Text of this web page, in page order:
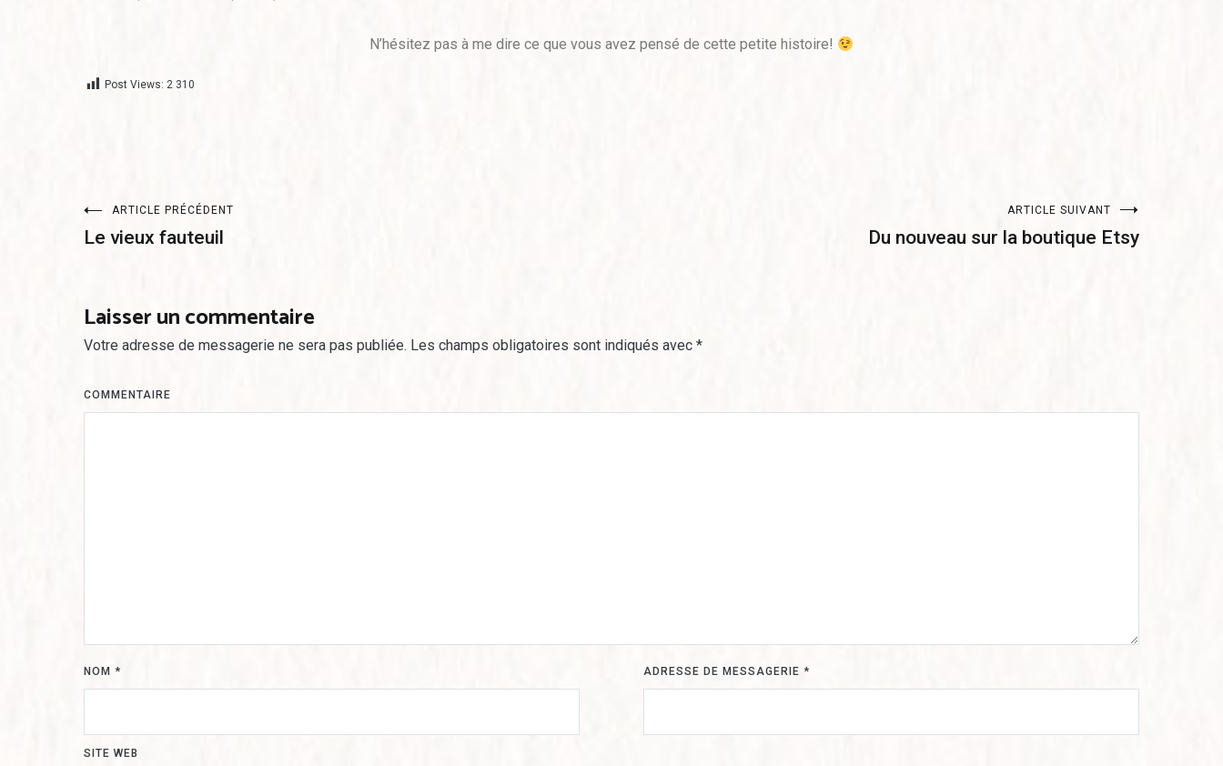
N’hésitez pas à me dire ce que vous avez pensé de cette petite histoire!
Post Views: 2 310
ARTICLE PRÉCÉDENT
Le vieux fauteuil
ARTICLE SUIVANT
Du nouveau sur la boutique Etsy
Laisser un commentaire
Votre adresse de messagerie ne sera pas publiée. Les champs obligatoires sont indiqués avec *
COMMENTAIRE
NOM * ADRESSE DE MESSAGERIE *
SITE WEB